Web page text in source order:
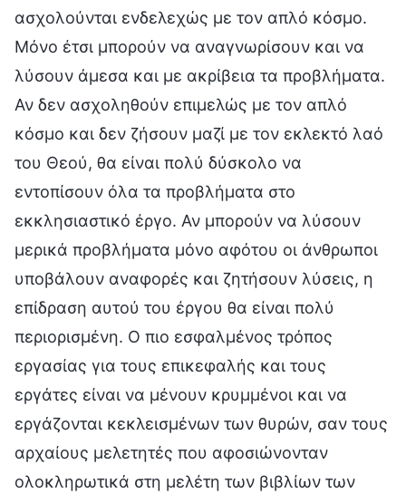
ασχολούνται ενδελεχώς με τον απλό κόσμο.
Μόνο έτσι μπορούν να αναγνωρίσουν και να
λύσουν άμεσα και με ακρίβεια τα προβλήματα.
Αν δεν ασχοληθούν επιμελώς με τον απλό
κόσμο και δεν ζήσουν μαζί με τον εκλεκτό λαό
του Θεού, θα είναι πολύ δύσκολο να
εντοπίσουν όλα τα προβλήματα στο
εκκλησιαστικό έργο. Αν μπορούν να λύσουν
μερικά προβλήματα μόνο αφότου οι άνθρωποι
υποβάλουν αναφορές και ζητήσουν λύσεις, η
επίδραση αυτού του έργου θα είναι πολύ
περιορισμένη. Ο πιο εσφαλμένος τρόπος
εργασίας για τους επικεφαλής και τους
εργάτες είναι να μένουν κρυμμένοι και να
εργάζονται κεκλεισμένων των θυρών, σαν τους
αρχαίους μελετητές που αφοσιώνονταν
ολοκληρωτικά στη μελέτη των βιβλίων των